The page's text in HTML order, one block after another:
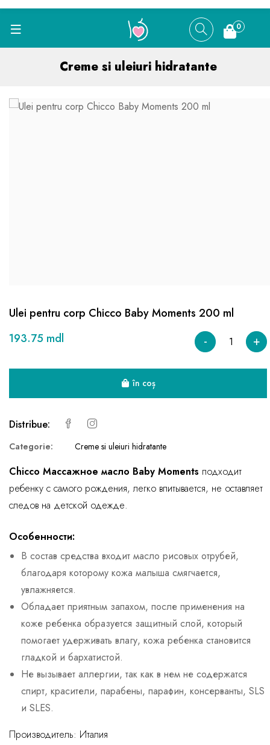
0
Creme si uleiuri hidratante
Ulei pentru corp Chicco Baby Moments 200 ml
193.75 mdl
- +
în coș
Distribue:
Categorie: Creme si uleiuri hidratante
Chicco Массажное масло Baby Moments подходит
ребенку с самого рождения, легко впитывается, не оставляет
следов на детской одежде.
Особенности:
В состав средства входит масло рисовых отрубей,
благодаря которому кожа малыша смягчается,
увлажняется.
Обладает приятным запахом, после применения на
коже ребенка образуется защитный слой, который
помогает удерживать влагу, кожа ребенка становится
гладкой и бархатистой.
Не вызывает аллергии, так как в нем не содержатся
спирт, красители, парабены, парафин, консерванты, SLS
и SLES.
Производитель: Италия